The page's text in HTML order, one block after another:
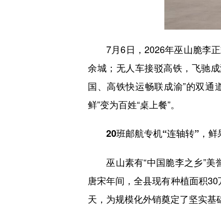
7月6日，2026年巫山脆李正
余城；无人车接驳高铁，飞驰
国、高铁快运畅联成渝”的双通
鲜”变为百姓“桌上餐”。
20班邮航专机“连轴转”，鲜
巫山素有“中国脆李之乡”美
唐宋年间，全县现有种植面积
天，为规模化外销奠定了坚实基